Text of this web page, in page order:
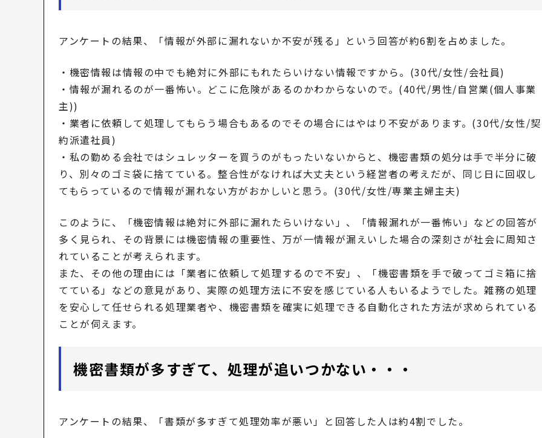
アンケートの結果、「情報が外部に漏れないか不安が残る」という回答が約6割を占めました。
・機密情報は情報の中でも絶対に外部にもれたらいけない情報ですから。(30代/女性/会社員)
・情報が漏れるのが一番怖い。どこに危険があるのかわからないので。(40代/男性/自営業(個人事業
主))
・業者に依頼して処理してもらう場合もあるのでその場合にはやはり不安があります。(30代/女性/契
約派遣社員)
・私の勤める会社ではシュレッターを買うのがもったいないからと、機密書類の処分は手で半分に破
り、別々のゴミ袋に捨てている。整合性がなければ大丈夫という経営者の考えだが、同じ日に回収し
てもらっているので情報が漏れない方がおかしいと思う。(30代/女性/専業主婦主夫)
このように、「機密情報は絶対に外部に漏れたらいけない」、「情報漏れが一番怖い」などの回答が
多く見られ、その背景には機密情報の重要性、万が一情報が漏えいした場合の深刻さが社会に周知さ
れていることが考えられます。
また、その他の理由には「業者に依頼して処理するので不安」、「機密書類を手で破ってゴミ箱に捨
てている」などの意見があり、実際の処理方法に不安を感じている人もいるようでした。雑務の処理
を安心して任せられる処理業者や、機密書類を確実に処理できる自動化された方法が求められている
ことが伺えます。
機密書類が多すぎて、処理が追いつかない・・・
アンケートの結果、「書類が多すぎて処理効率が悪い」と回答した人は約4割でした。